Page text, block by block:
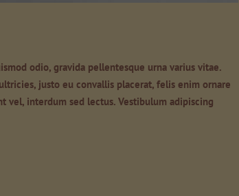
odio, gravida pellentesque urna varius vitae.
justo eu convallis placerat, felis enim ornare
vel, interdum sed lectus. Vestibulum adipiscing